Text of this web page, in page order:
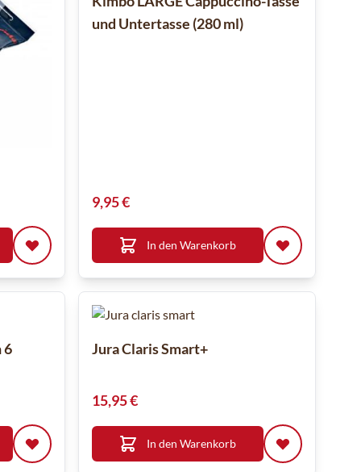
und Untertasse (280 ml)
9,95 €
In den Warenkorb
6
Jura Claris Smart+
15,95 €
In den Warenkorb